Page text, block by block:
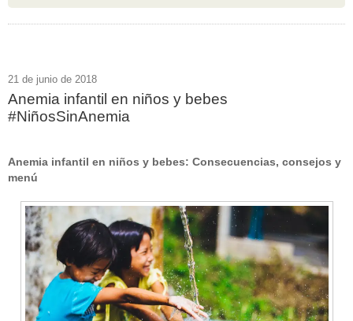
vitaminas(10)
RSS - Entradas
ADMINISTRAR
21 de junio de 2018
Anemia infantil en niños y bebes
#NiñosSinAnemia
Anemia infantil en niños y bebes: Consecuencias, consejos y
menú